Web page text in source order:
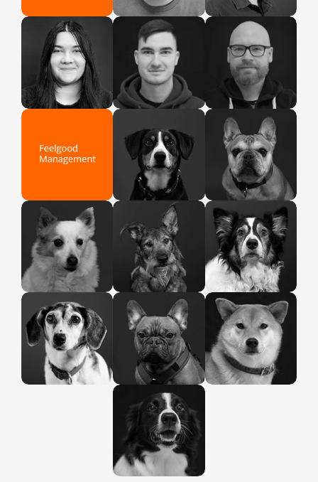
Aneta
Service Delivery
Management
Tomáš
Service Delivery
Management
Jan
Service Delivery
Management
Max
Feelgood
Management
Clara
Feelgood
Management
Bella
Feelgood
Management
Jinx
Feelgood
Management
Bucky
Feelgood
Management
Hildegard
Feelgood
Management
Mylo
Feelgood
Management
Ambika
Feelgood
Management
Maggie
Feelgood
Management